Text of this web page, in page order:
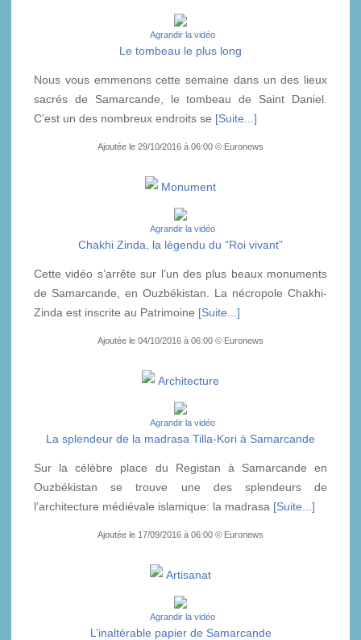
Agrandir la vidéo
Le tombeau le plus long
Nous vous emmenons cette semaine dans un des lieux
sacrés de Samarcande, le tombeau de Saint Daniel.
C’est un des nombreux endroits se [Suite...]
Ajoutée le 29/10/2016 à 06:00 © Euronews
Monument
Agrandir la vidéo
Chakhi Zinda, la légendu du “Roi vivant”
Cette vidéo s’arrête sur l’un des plus beaux monuments
de Samarcande, en Ouzbékistan. La nécropole Chakhi-
Zinda est inscrite au Patrimoine [Suite...]
Ajoutée le 04/10/2016 à 06:00 © Euronews
Architecture
Agrandir la vidéo
La splendeur de la madrasa Tilla-Kori à Samarcande
Sur la célèbre place du Registan à Samarcande en
Ouzbékistan se trouve une des splendeurs de
l’architecture médiévale islamique: la madrasa [Suite...]
Ajoutée le 17/09/2016 à 06:00 © Euronews
Artisanat
Agrandir la vidéo
L’inaltérable papier de Samarcande